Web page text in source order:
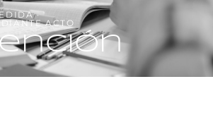
·
ACTO